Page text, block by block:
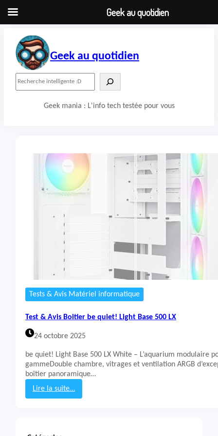
contenu
Geek au quotidien
Geek mania : L'info tech testée pour vous
Tests & Avis Matériel informatique
Test & Avis Boitier be quiet! Light Base 500 LX
24 octobre 2025
be quiet! Light Base 500 LX White – L’aquarium modulaire
gammeDouble chambre, vitrages et ventilation ARGB
boîtier panoramique…
Lire la suite…
:
Geek au quotidien